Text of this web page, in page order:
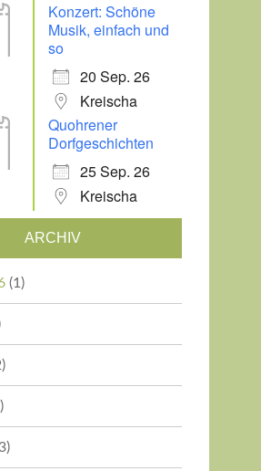
Konzert: Schöne
Musik, einfach und
so
20 Sep. 26
Kreischa
Quohrener
Dorfgeschichten
25 Sep. 26
Kreischa
ARCHIV
(1)